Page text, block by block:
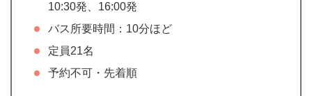
10:30発、16:00発
バス所要時間：10分ほど
定員21名
予約不可・先着順